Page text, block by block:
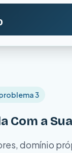
3
Com a
domínio